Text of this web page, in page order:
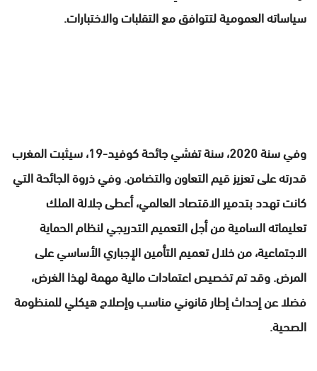
سياساته العمومية لتتوافق مع التقلبات والاختبارات.
وفي سنة 2020، سنة تفشي جائحة كوفيد-19، سيثبت المغرب
قدرته على تعزيز قيم التعاون والتضامن. وفي ذروة الجائحة التي
كانت تهدد بتدمير الاقتصاد العالمي، أعطى جلالة الملك
تعليماته السامية من أجل التعميم التدريجي لنظام الحماية
الاجتماعية، من خلال تعميم التأمين الإجباري الأساسي على
المرض. وقد تم تخصيص اعتمادات مالية مهمة لهذا الغرض،
فضلا عن إحداث إطار قانوني مناسب وإصلاح هيكلي للمنظومة
الصحية.